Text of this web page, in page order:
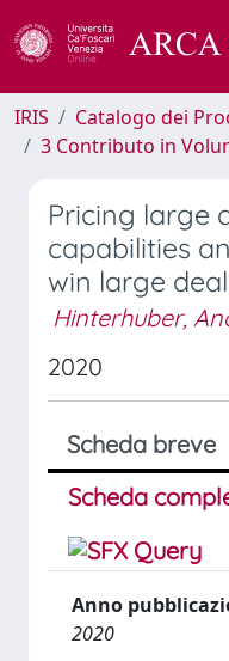
IRIS
Catalogo dei
3 Contributo in
Pricing large
capabilities
win large
Hinterhuber,
2020
Scheda breve
Scheda
Anno
2020